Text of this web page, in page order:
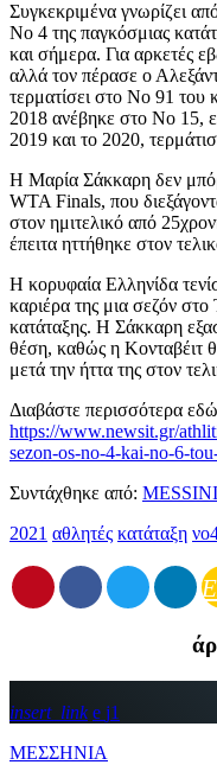
Συγκεκριμένα γνωρίζει
Νο 4 της παγκόσμιας
και σήμερα. Για αρκετές
αλλά τον πέρασε ο
τερματίσει στο Νο 91 του
2018 ανέβηκε στο Νο 15,
2019 και το 2020,
Η Μαρία Σάκκαρη δεν
WTA Finals, που
στον ημιτελικό από
έπειτα ηττήθηκε στον
Η κορυφαία Ελληνίδα
καριέρα της μια σεζόν
κατάταξης. Η Σάκκαρη
θέση, καθώς η Κονταβέιτ
μετά την ήττα της στον
Διαβάστε περισσότερα
https://www.newsit.gr/
sezon-os-no-4-kai-no-6-
Συντάχθηκε από:
2021 αθλητές κατάταξη
insert_link
1
ΜΕΣΣΗΝΙΑ